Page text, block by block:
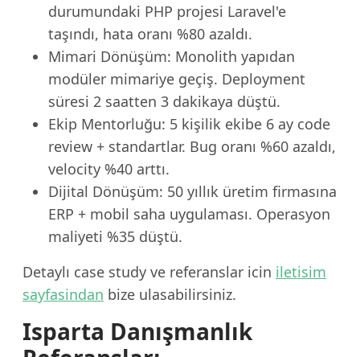
durumundaki PHP projesi Laravel'e
taşındı, hata oranı %80 azaldı.
Mimari Dönüşüm: Monolith yapıdan
modüler mimariye geçiş. Deployment
süresi 2 saatten 3 dakikaya düştü.
Ekip Mentorluğu: 5 kişilik ekibe 6 ay code
review + standartlar. Bug oranı %60 azaldı,
velocity %40 arttı.
Dijital Dönüşüm: 50 yıllık üretim firmasına
ERP + mobil saha uygulaması. Operasyon
maliyeti %35 düştü.
Detaylı case study ve referanslar icin iletisim
sayfasindan bize ulasabilirsiniz.
Isparta Danışmanlık